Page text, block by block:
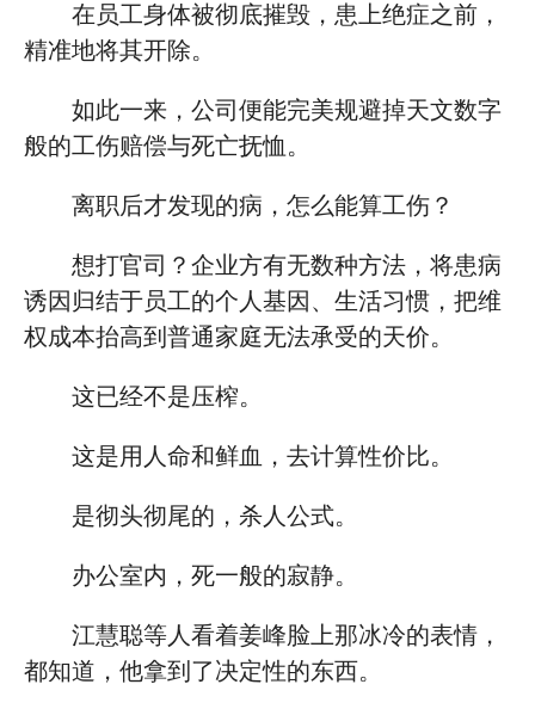
在员工身体被彻底摧毁，患上绝症之前，
精准地将其开除。
如此一来，公司便能完美规避掉天文数字
般的工伤赔偿与死亡抚恤。
离职后才发现的病，怎么能算工伤？
想打官司？企业方有无数种方法，将患病
诱因归结于员工的个人基因、生活习惯，把维
权成本抬高到普通家庭无法承受的天价。
这已经不是压榨。
这是用人命和鲜血，去计算性价比。
是彻头彻尾的，杀人公式。
办公室内，死一般的寂静。
江慧聪等人看着姜峰脸上那冰冷的表情，
都知道，他拿到了决定性的东西。